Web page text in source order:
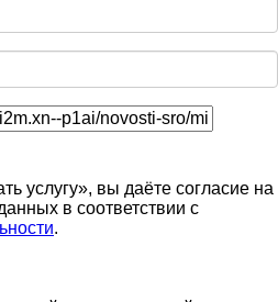
услугу», вы даёте согласие на
в соответствии с
.